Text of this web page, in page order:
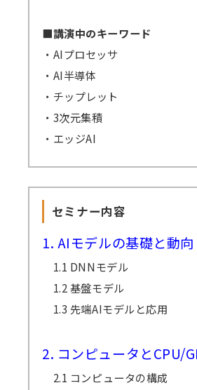
それに応じて弊社の標準配信期
ます。
原則、配信期間の延長はい
万一、見逃し視聴の提供が
場合、（見逃し視聴あり）の方
逃し視聴なし）の受講料に準じ
■講演中のキーワード
・AIプロセッサ
・AI半導体
・チップレット
・3次元集積
・エッジAI
セミナー内容
1. AIモデルの基礎と動向
1.1 DNNモデル
1.2 基盤モデル
1.3 先端AIモデルと応用
2. コンピュータとCPU/
2.1 コンピュータの構成